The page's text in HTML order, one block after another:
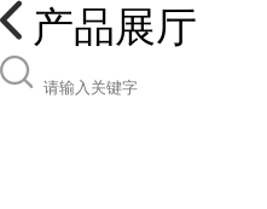
产品展厅